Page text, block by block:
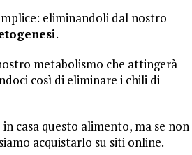
eliminandoli dal nostro
.
metabolismo che attingerà
così di eliminare i chili di
casa questo alimento, ma se non
acquistarlo su siti online.